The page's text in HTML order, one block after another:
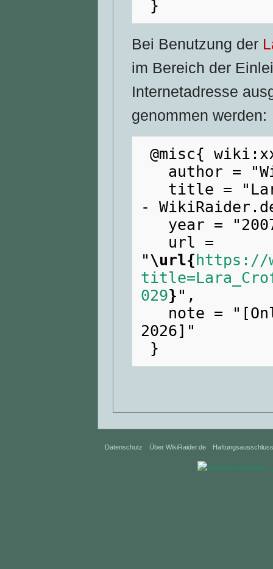
Bei Benutzung der
im Bereich der
Internetadresse
genommen werden:
@misc{ wiki:xxx,
-
"\url{ https://
029} ",
2026]"
Datenschutz Über WikiRaider.de